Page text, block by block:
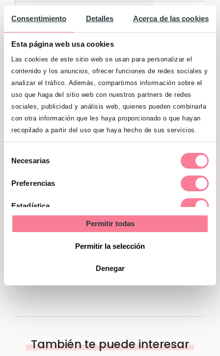
Consentimiento Detalles Acerca de las cookies
Esta página web usa cookies
Las cookies de este sitio web se usan para personalizar el
contenido y los anuncios, ofrecer funciones de redes sociales y
analizar el tráfico. Además, compartimos información sobre el
uso que haga del sitio web con nuestros partners de redes
sociales, publicidad y análisis web, quienes pueden combinarla
con otra información que les haya proporcionado o que hayan
recopilado a partir del uso que haya hecho de sus servicios.
Necesarias
Preferencias
Estadística
Permitir todas
Permitir la selección
Denegar
AMBULATORIO DE GUERNICA/HOSPITAL
AITA LUIS
AMBULATORIO DE LA ESTRADA
AVDA. DE
AMBULATORIO DE LALIN
AMBULATORIO DE RIBADAVIA
AVDA. DEL
AMBULATORIO GALDAKAO
BIZKAI KALEA, 38
AMBULATORIO GROS
AVDA. NAVARRA,
Gana una canastilla con productos
imprescindibles para tu bebé
¡CONSIGUE LA TUYA!
También te puede interesar